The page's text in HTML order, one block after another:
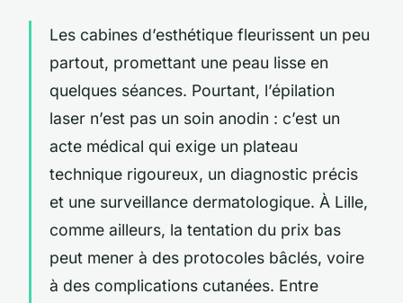
Les cabines d’esthétique fleurissent un peu
partout, promettant une peau lisse en
quelques séances. Pourtant, l’épilation
laser n’est pas un soin anodin : c’est un
acte médical qui exige un plateau
technique rigoureux, un diagnostic précis
et une surveillance dermatologique. À Lille,
comme ailleurs, la tentation du prix bas
peut mener à des protocoles bâclés, voire
à des complications cutanées. Entre